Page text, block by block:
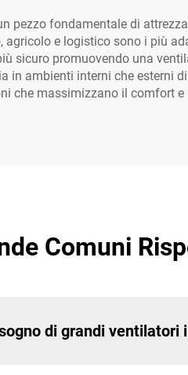
pezzo fondamentale di
e logistico sono i più
sicuro promuovendo una
in ambienti interni che esterni
che massimizzano il comfort
Comuni
di grandi ventilatori